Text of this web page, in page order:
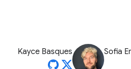
Sofia
Kayce Basques